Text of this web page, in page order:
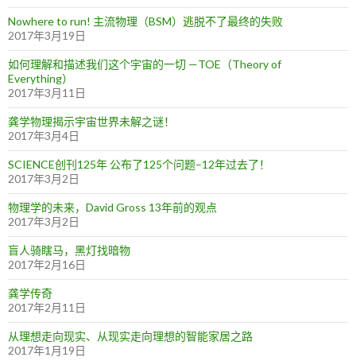
Nowhere to run! 主流物理（BSM）逃脱不了最终的失败
2017年3月19日
如何理解和描述我们这个宇宙的一切 —TOE（Theory of
Everything）
2017年3月11日
龚学物理揭示宇宙世界未解之谜！
2017年3月4日
SCIENCE创刊125年 公布了125个问题–12年过去了！
2017年3月2日
物理学的未来，David Gross 13年前的观点
2017年3月2日
盲人骑瞎马，黑灯找暗物
2017年2月16日
龚学传奇
2017年2月11日
从理想走向现实、从现实走向理想的智能家居之路
2017年1月19日